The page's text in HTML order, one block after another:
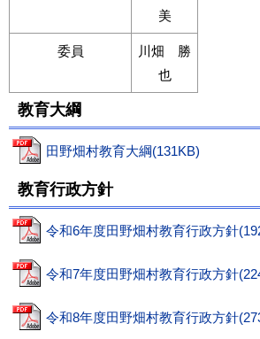
美
委員
川畑 勝
也
教育大綱
田野畑村教育大綱(131KB)
教育行政方針
令和6年度田野畑村教育行政方針
令和7年度田野畑村教育行政方針
令和8年度田野畑村教育行政方針